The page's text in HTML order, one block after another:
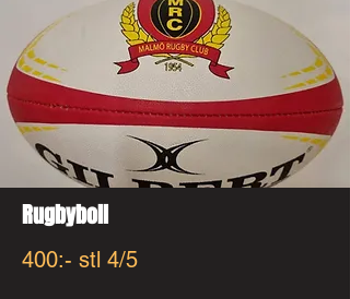
Rugbyboll
400:- stl 4/5